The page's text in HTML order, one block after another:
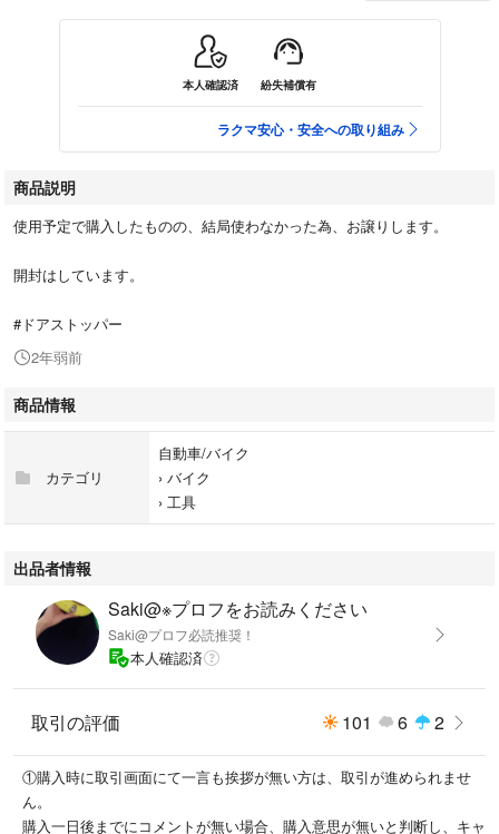
本人確認済 紛失補償有
ラクマ安心・安全への取り組み
商品説明
使用予定で購入したものの、結局使わなかった為、お譲りします。
開封はしています。
#ドアストッパー
2年弱前
商品情報
カテゴリ
自動車/バイク
› バイク
› 工具
出品者情報
Saki@※プロフをお読みください
Saki@プロフ必読推奨！
本人確認済
取引の評価 101 6 2
①購入時に取引画面にて一言も挨拶が無い方は、取引が進められませ
ん。
購入一日後までにコメントが無い場合、購入意思が無いと判断し、キャ